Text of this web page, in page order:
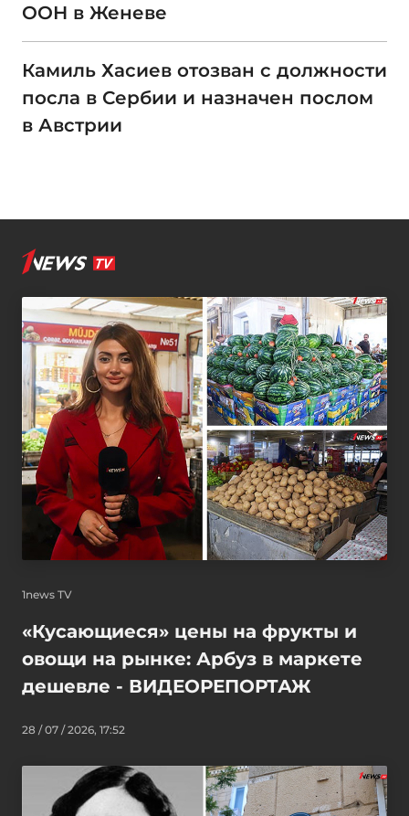
ООН в Женеве
Камиль Хасиев отозван с должности
посла в Сербии и назначен послом
в Австрии
1news TV
«Кусающиеся» цены на фрукты и
овощи на рынке: Арбуз в маркете
дешевле - ВИДЕОРЕПОРТАЖ
28 / 07 / 2026, 17:52